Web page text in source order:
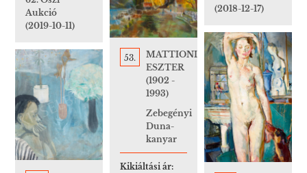
Aukció
(2019-10-11)
(2018-12-17)
53.
MATTIONI
ESZTER
(1902 -
1993)
Zebegényi
Duna-
kanyar
Kikiáltási ár: